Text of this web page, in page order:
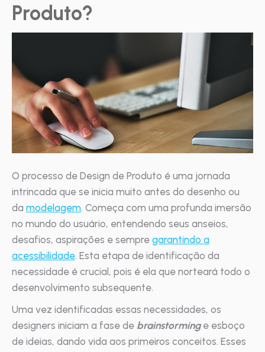
Produto?
O processo de Design de Produto é uma jornada
intrincada que se inicia muito antes do desenho ou
da modelagem. Começa com uma profunda imersão
no mundo do usuário, entendendo seus anseios,
desafios, aspirações e sempre garantindo a
acessibilidade. Esta etapa de identificação da
necessidade é crucial, pois é ela que norteará todo o
desenvolvimento subsequente.
Uma vez identificadas essas necessidades, os
designers iniciam a fase de brainstorminge esboço
de ideias, dando vida aos primeiros conceitos. Esses